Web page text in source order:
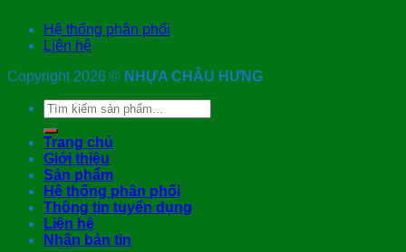
Hệ thống phân phối
Liên hệ
Copyright 2026 © NHỰA CHÂU HƯNG
Tìm
kiếm:
Trang chủ
Giới thiệu
Sản phẩm
Hệ thống phân phối
Thông tin tuyển dụng
Liên hệ
Nhận bản tin